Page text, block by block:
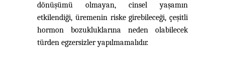
dönüşümü olmayan, cinsel yaşamın
etkilendiği, üremenin riske girebileceği, çeşitli
hormon bozukluklarına neden olabilecek
türden egzersizler yapılmamalıdır.